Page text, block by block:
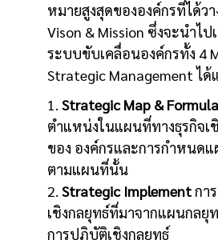
หมายสูงสุดขององค์กรที่ได้วา
Vison & Mission ซึ่งจะนำไป
ระบบขับเคลื่อนองค์กรทั้ง 4
Strategic Management ได้
1. Strategic Map &
ตำแหน่งในแผนที่ทางธุรกิจเ
ของ องค์กรและการกำหนด
ตามแผนที่นั้น
2. Strategic Implementกา
เชิงกลยุทธ์ที่มาจากแผนกลยุ
การปฏิบัติเชิงกลยุทธ์